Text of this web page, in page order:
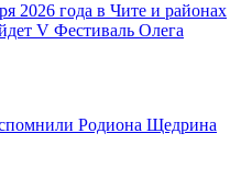
2026 года в Чите и районах
V Фестиваль Олега
Родиона Щедрина